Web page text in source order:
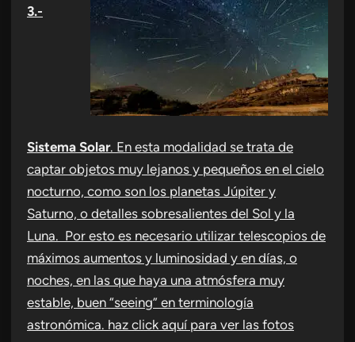
3.-
Sistema Solar. En esta modalidad se trata de
captar objetos muy lejanos y pequeños en el cielo
nocturno, como son los planetas Júpiter y
Saturno, o detalles sobresalientes del Sol y la
Luna. Por esto es necesario utilizar telescopios de
máximos aumentos y luminosidad y en días, o
noches, en las que haya una atmósfera muy
estable, buen “seeing” en terminología
astronómica. haz click aquí para ver las fotos